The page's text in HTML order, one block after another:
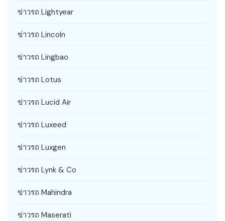
ข่าวรถ Lightyear
ข่าวรถ Lincoln
ข่าวรถ Lingbao
ข่าวรถ Lotus
ข่าวรถ Lucid Air
ข่าวรถ Luxeed
ข่าวรถ Luxgen
ข่าวรถ Lynk & Co
ข่าวรถ Mahindra
ข่าวรถ Maserati